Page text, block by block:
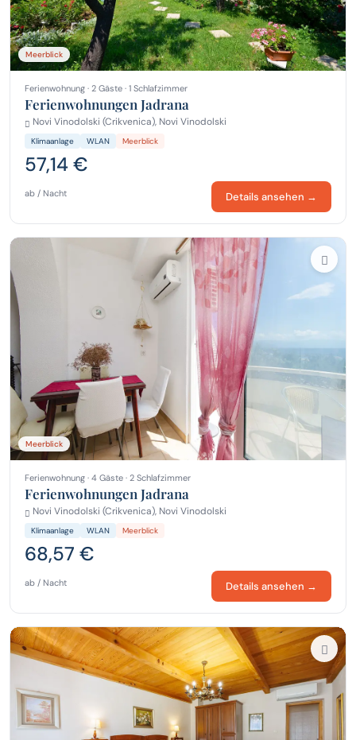
Meerblick
Ferienwohnung · 2 Gäste · 1 Schlafzimmer
Ferienwohnungen Jadrana
Novi Vinodolski (Crikvenica), Novi Vinodolski
Klimaanlage WLAN Meerblick
57,14 €
ab / Nacht Details ansehen →
Meerblick
Ferienwohnung · 4 Gäste · 2 Schlafzimmer
Ferienwohnungen Jadrana
Novi Vinodolski (Crikvenica), Novi Vinodolski
Klimaanlage WLAN Meerblick
68,57 €
ab / Nacht Details ansehen →